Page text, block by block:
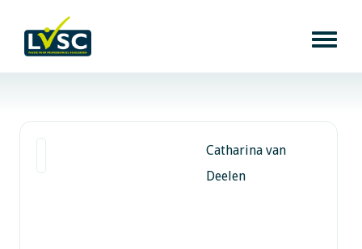
Catharina van
Deelen